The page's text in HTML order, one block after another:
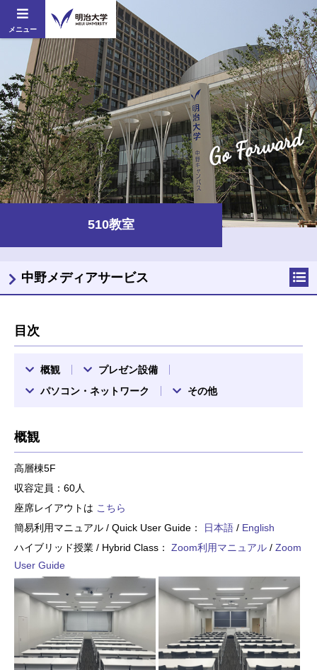
メニュー
Go Forward
510教室
目次
概観
プレゼン設備
パソコン・ネットワーク
その他
概観
高層棟5F
収容定員：60人
座席レイアウトは こちら
簡易利用マニュアル / Quick User Guide：
日本語 / English
ハイブリッド授業 / Hybrid Class： Zoom利用マニュアル / Zoom
User Guide
中野メディアサービス